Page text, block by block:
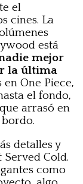
el
cines. La
está
mejor
la última
en One Piece,
el fondo,
arrasó en
detalles y
Cold.
como